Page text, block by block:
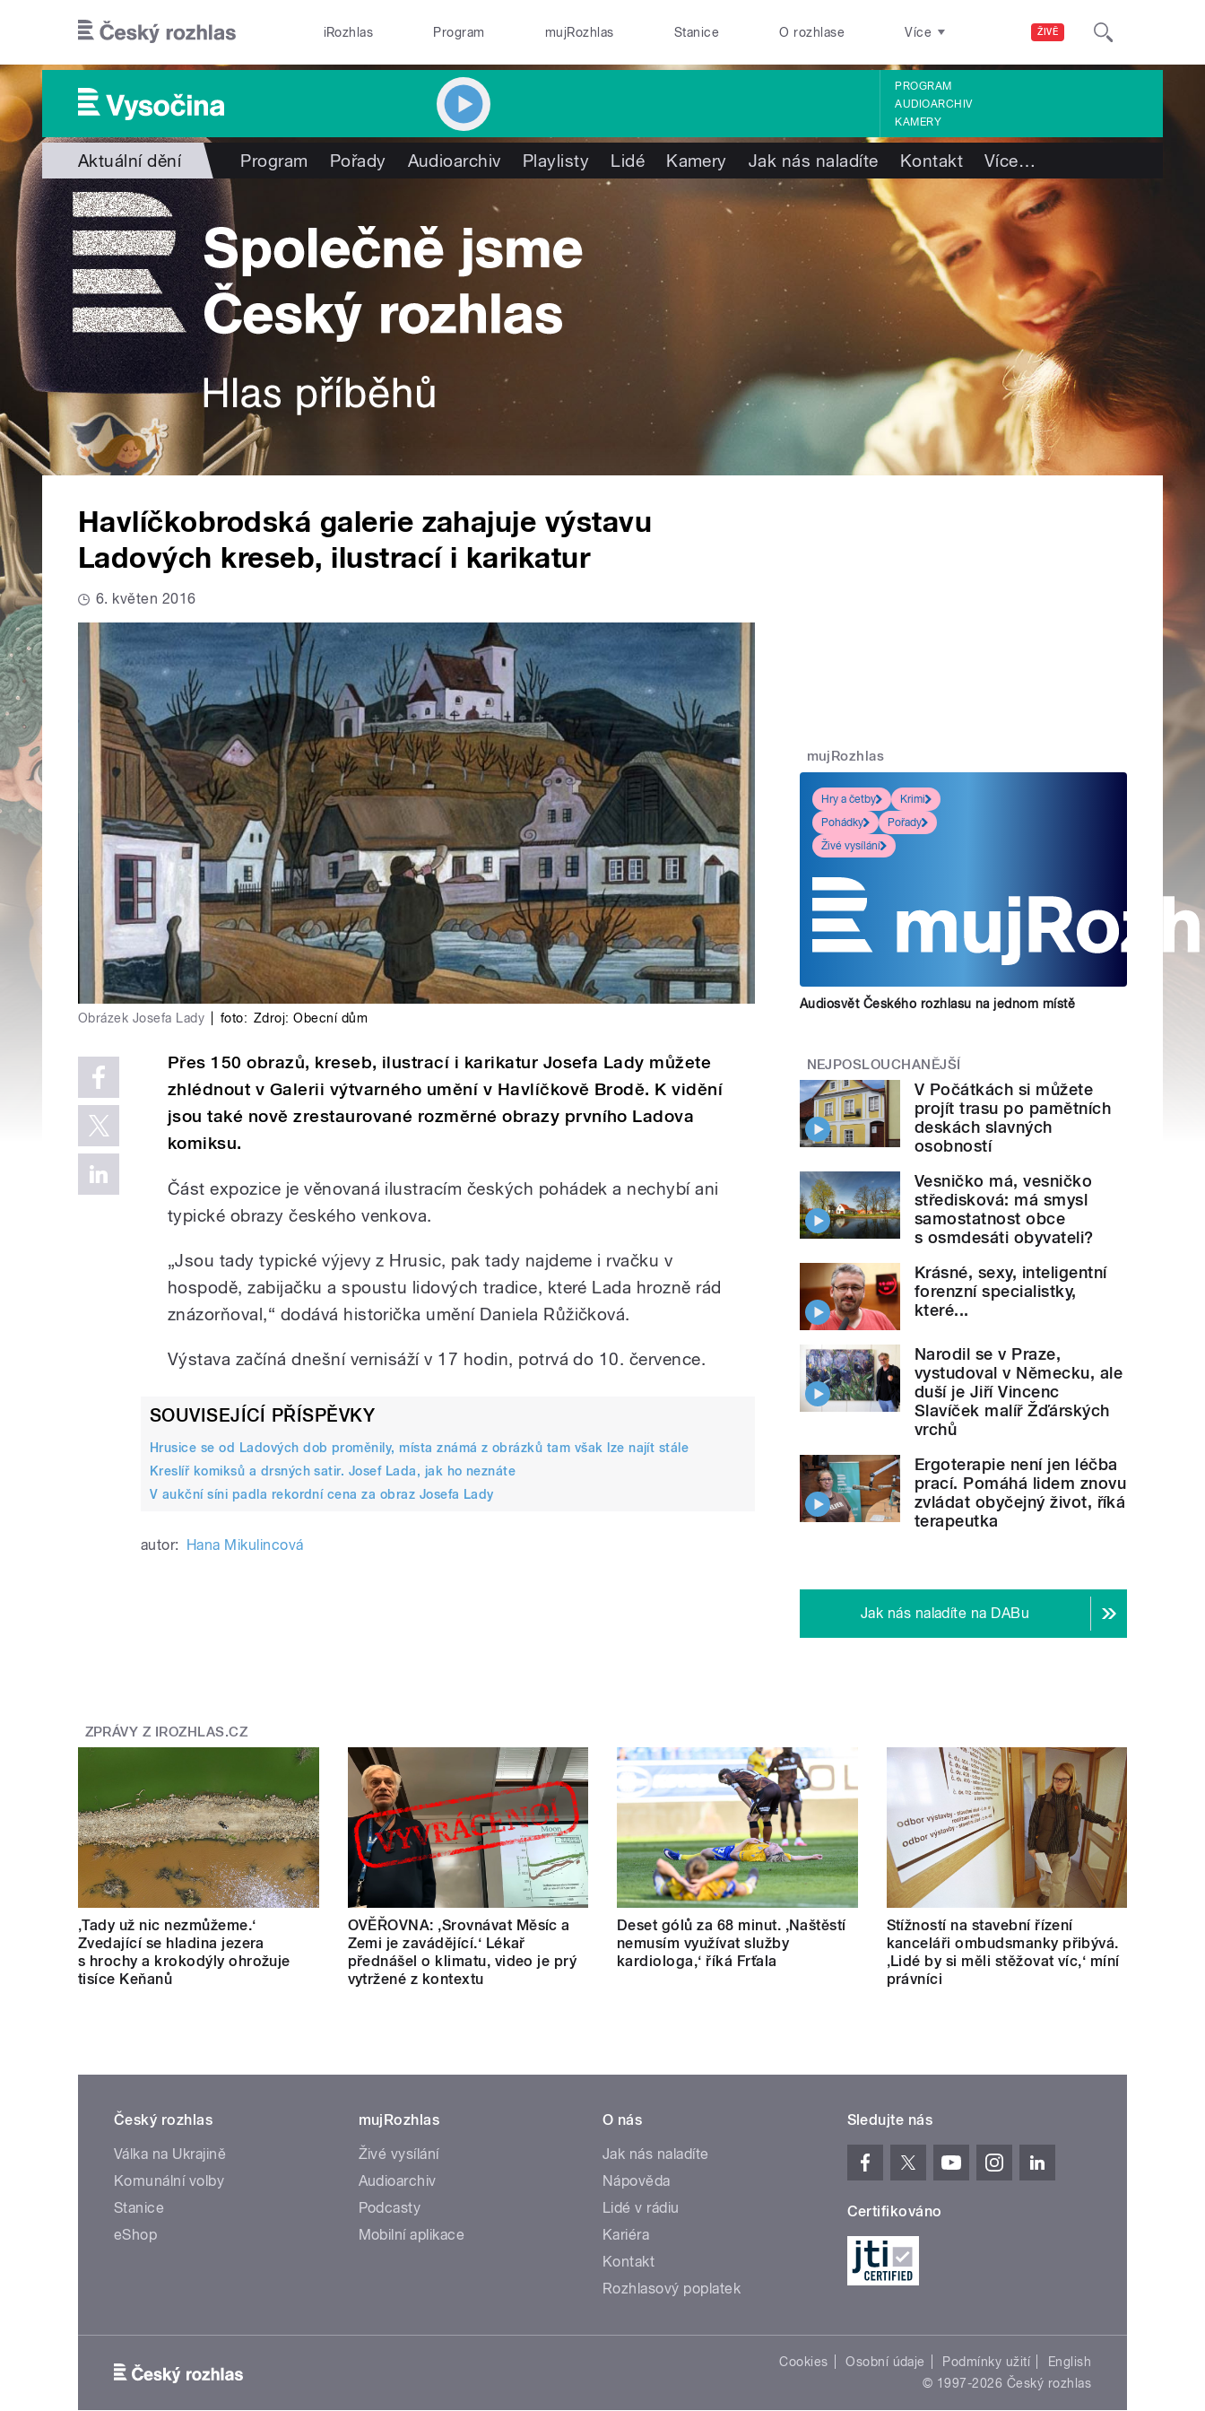
ŽIVĚ
iRozhlas Program mujRozhlas Stanice O rozhlase Více
PROGRAM
AUDIOARCHIV
KAMERY
Aktuální dění Program Pořady Audioarchiv Playlisty Lidé Kamery Jak nás naladíte Kontakt Více…
Havlíčkobrodská galerie zahajuje výstavu
Ladových kreseb, ilustrací i karikatur
6. květen 2016
Obrázek Josefa Lady foto: Zdroj: Obecní dům
Přes 150 obrazů, kreseb, ilustrací i karikatur Josefa Lady můžete
zhlédnout v Galerii výtvarného umění v Havlíčkově Brodě. K vidění
jsou také nově zrestaurované rozměrné obrazy prvního Ladova
komiksu.
Část expozice je věnovaná ilustracím českých pohádek a nechybí ani
typické obrazy českého venkova.
„Jsou tady typické výjevy z Hrusic, pak tady najdeme i rvačku v
hospodě, zabijačku a spoustu lidových tradice, které Lada hrozně rád
znázorňoval,“ dodává historička umění Daniela Růžičková.
Výstava začíná dnešní vernisáží v 17 hodin, potrvá do 10. července.
SOUVISEJÍCÍ PŘÍSPĚVKY
Hrusice se od Ladových dob proměnily, místa známá z obrázků tam však lze najít stále
Kreslíř komiksů a drsných satir. Josef Lada, jak ho neznáte
V aukční síni padla rekordní cena za obraz Josefa Lady
autor: Hana Mikulincová
mujRozhlas
Hry a četby
Krimi
Pohádky
Pořady
Živé vysílání
Audiosvět Českého rozhlasu na jednom místě
NEJPOSLOUCHANĚJŠÍ
V Počátkách si můžete
projít trasu po pamětních
deskách slavných
osobností
Vesničko má, vesničko
středisková: má smysl
samostatnost obce
s osmdesáti obyvateli?
Krásné, sexy, inteligentní
forenzní specialistky,
které...
Narodil se v Praze,
vystudoval v Německu, ale
duší je Jiří Vincenc
Slavíček malíř Žďárských
vrchů
Ergoterapie není jen léčba
prací. Pomáhá lidem znovu
zvládat obyčejný život, říká
terapeutka
Jak nás naladíte na DABu
ZPRÁVY Z IROZHLAS.CZ
‚Tady už nic nezmůžeme.‘
Zvedající se hladina jezera
s hrochy a krokodýly ohrožuje
tisíce Keňanů
OVĚŘOVNA: ‚Srovnávat Měsíc a
Zemi je zavádějící.‘ Lékař
přednášel o klimatu, video je prý
vytržené z kontextu
Deset gólů za 68 minut. ,Naštěstí
nemusím využívat služby
kardiologa,‘ říká Frťala
Stížností na stavební řízení
kanceláři ombudsmanky přibývá.
‚Lidé by si měli stěžovat víc,‘ míní
právníci
Český rozhlas
Válka na Ukrajině
Komunální volby
Stanice
eShop
mujRozhlas
Živé vysílání
Audioarchiv
Podcasty
Mobilní aplikace
O nás
Jak nás naladíte
Nápověda
Lidé v rádiu
Kariéra
Kontakt
Rozhlasový poplatek
Sledujte nás
Certifikováno
Cookies Osobní údaje Podmínky užití
English
© 1997-2026 Český rozhlas